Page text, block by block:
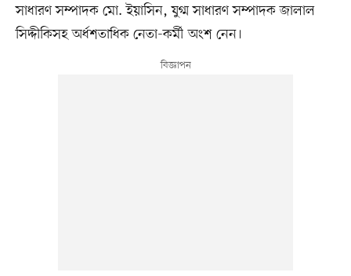
সাধারণ সম্পাদক মো. ইয়াসিন, যুগ্ম সাধারণ সম্পাদক জালাল
সিদ্দীকিসহ অর্ধশতাধিক নেতা-কর্মী অংশ নেন।